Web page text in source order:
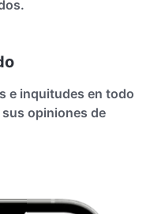
e inquitudes en todo
opiniones de